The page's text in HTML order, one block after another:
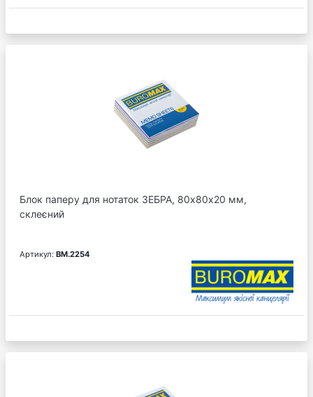
Блок паперу для нотаток ЗЕБРА, 80х80х20 мм,
склеєний
Артикул: BM.2254